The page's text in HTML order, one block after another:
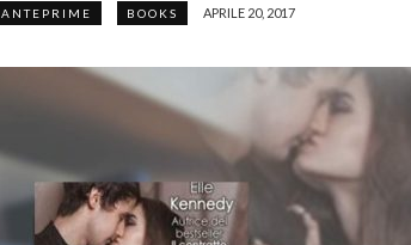
ANTEPRIME BOOKS APRILE 20, 2017